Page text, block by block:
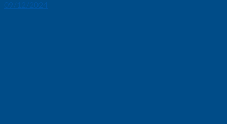
09/12/2024